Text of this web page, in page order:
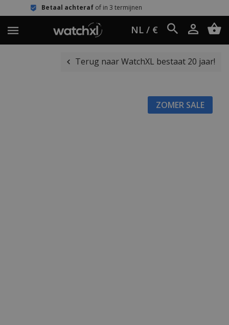
achteraf of in 3 termijnen
NL / €
Terug naar WatchXL bestaat 20 jaar!
ZOMER SALE